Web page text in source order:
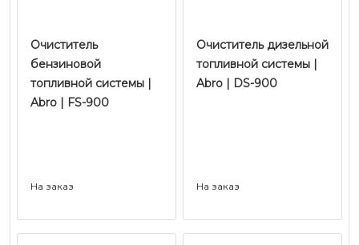
Очиститель
бензиновой
топливной системы |
Abro | FS-900
На заказ
Очиститель дизельной
топливной системы |
Abro | DS-900
На заказ